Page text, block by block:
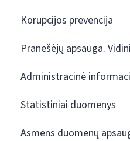
Korupcijos prevencija
Pranešėjų apsauga.
Administracinė
Statistiniai duomenys
Asmens duomenų